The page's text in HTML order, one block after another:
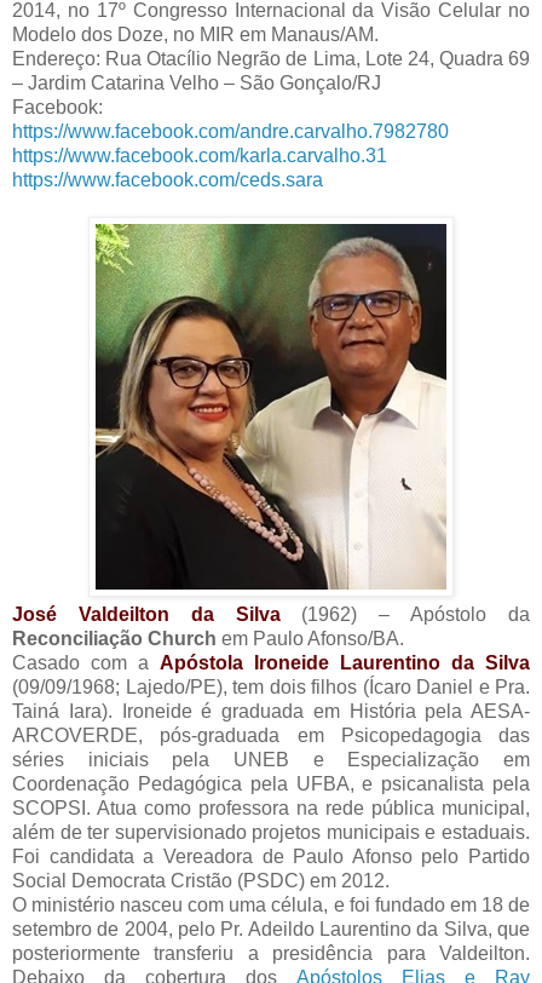
2014, no 17º Congresso Internacional da Visão Celular no
Modelo dos Doze, no MIR em Manaus/AM.
Endereço: Rua Otacílio Negrão de Lima, Lote 24, Quadra 69
– Jardim Catarina Velho – São Gonçalo/RJ
Facebook:
https://www.facebook.com/andre.carvalho.7982780
https://www.facebook.com/karla.carvalho.31
https://www.facebook.com/ceds.sara
José Valdeilton da Silva(1962) – Apóstolo da
Reconciliação Church em Paulo Afonso/BA.
Casado com a Apóstola Ironeide Laurentino da Silva
(09/09/1968; Lajedo/PE), tem dois filhos (Ícaro Daniel e Pra.
Tainá Iara). Ironeide é graduada em História pela AESA-
ARCOVERDE, pós-graduada em Psicopedagogia das
séries iniciais pela UNEB e Especialização em
Coordenação Pedagógica pela UFBA, e psicanalista pela
SCOPSI. Atua como professora na rede pública municipal,
além de ter supervisionado projetos municipais e estaduais.
Foi candidata a Vereadora de Paulo Afonso pelo Partido
Social Democrata Cristão (PSDC) em 2012.
O ministério nasceu com uma célula, e foi fundado em 18 de
setembro de 2004, pelo Pr. Adeildo Laurentino da Silva, que
posteriormente transferiu a presidência para Valdeilton.
Debaixo da cobertura dos Apóstolos Elias e Ray